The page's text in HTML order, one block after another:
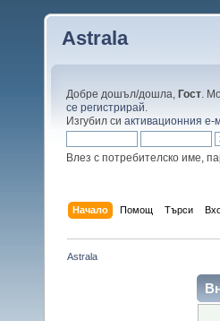
Astrala
Добре дошъл/дошла, Гост .
се регистрирай
Изгубил си активационния е-
Влез с потребителско име,
Начало Помощ Търси
Astrala